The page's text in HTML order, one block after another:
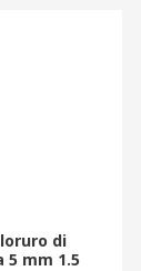
di
mm 1.5